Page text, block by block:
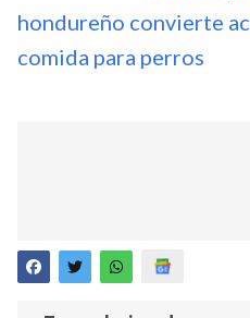
hondureño convierte
comida para perros